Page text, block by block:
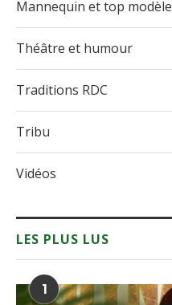
Mannequin et top modèle
Théâtre et humour
Traditions RDC
Tribu
Vidéos
LES PLUS LUS
1